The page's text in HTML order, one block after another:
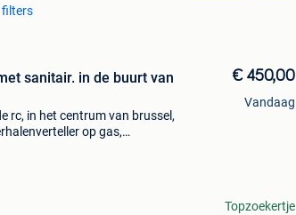
filters
sanitair. in de buurt van
rc, in het centrum van brussel,
op gas,
€ 450,00
Vandaag
Topzoekertje